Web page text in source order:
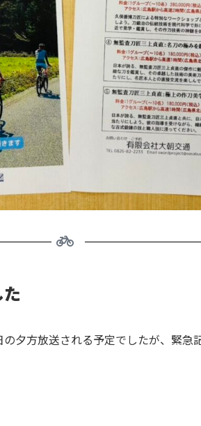
夕方放送される予定でしたが、緊急